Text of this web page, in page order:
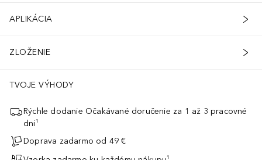
APLIKÁCIA
ZLOŽENIE
TVOJE VÝHODY
Rýchle dodanie Očakávané doručenie za 1 až 3 pracovné
dni¹
Doprava zadarmo od 49 €